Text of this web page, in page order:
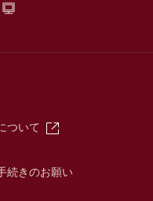
ついて
続きのお願い